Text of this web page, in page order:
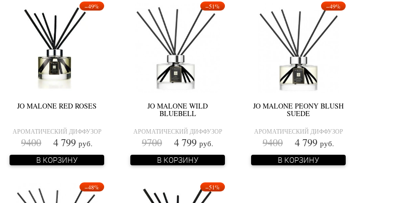
−49%
JO MALONE RED ROSES
АРОМАТИЧЕСКИЙ ДИФФУЗОР
9400 4 799 руб.
В КОРЗИНУ
−51%
JO MALONE WILD
BLUEBELL
АРОМАТИЧЕСКИЙ ДИФФУЗОР
9700 4 799 руб.
В КОРЗИНУ
−49%
JO MALONE PEONY BLUSH
SUEDE
АРОМАТИЧЕСКИЙ ДИФФУЗОР
9400 4 799 руб.
В КОРЗИНУ
−48% −51%